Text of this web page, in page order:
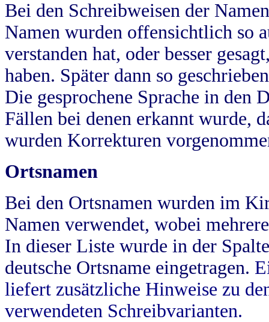
Bei den Schreibweisen der
Namen wurden offensichtlich so
verstanden hat, oder besser
haben. Später dann so
Die gesprochene Sprache in
Fällen bei denen erkannt wurde,
wurden Korrekturen
Ortsnamen
Bei den Ortsnamen wurden im
Namen verwendet, wobei
In dieser Liste wurde in der
deutsche Ortsname eingetragen.
liefert zusätzliche Hinweise zu
verwendeten Schreibvarianten.